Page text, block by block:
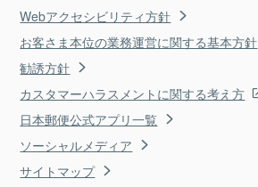
Webアクセシビリティ方針
お客さま本位の業務運営に関する基本方針
勧誘方針
カスタマーハラスメントに関する考え方
日本郵便公式アプリ一覧
ソーシャルメディア
サイトマップ